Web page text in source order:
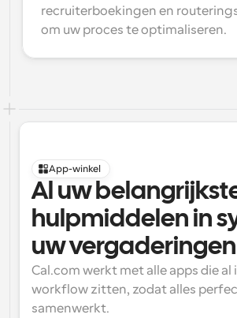
recruiterboekingen en
om uw proces te optimaliseren.
App-winkel
Al uw
hulpmiddelen in
uw vergaderingen
Cal.com werkt met alle apps die al
workflow zitten, zodat alles
samenwerkt.